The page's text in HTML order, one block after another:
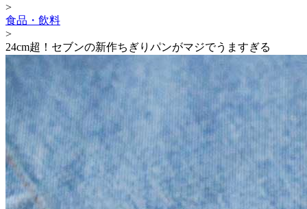
>
食品・飲料
>
24cm超！セブンの新作ちぎりパンがマジでうますぎる